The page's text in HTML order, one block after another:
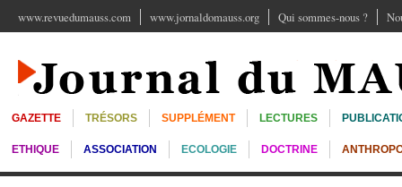
www.revuedumauss.com www.jornaldomauss.org Qui sommes-nous ?
GAZETTE TRÉSORS SUPPLÉMENT LECTURES
ETHIQUE ASSOCIATION ECOLOGIE DOCTRINE